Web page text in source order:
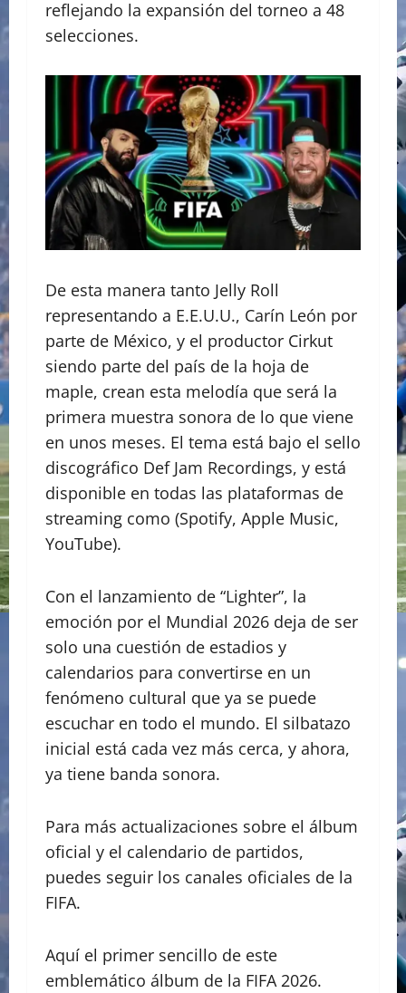
reflejando la expansión del torneo a 48
selecciones.
De esta manera tanto Jelly Roll
representando a E.E.U.U., Carín León por
parte de México, y el productor Cirkut
siendo parte del país de la hoja de
maple, crean esta melodía que será la
primera muestra sonora de lo que viene
en unos meses. El tema está bajo el sello
discográfico Def Jam Recordings, y está
disponible en todas las plataformas de
streaming como (Spotify, Apple Music,
YouTube).
Con el lanzamiento de “Lighter”, la
emoción por el Mundial 2026 deja de ser
solo una cuestión de estadios y
calendarios para convertirse en un
fenómeno cultural que ya se puede
escuchar en todo el mundo. El silbatazo
inicial está cada vez más cerca, y ahora,
ya tiene banda sonora.
Para más actualizaciones sobre el álbum
oficial y el calendario de partidos,
puedes seguir los canales oficiales de la
FIFA.
Aquí el primer sencillo de este
emblemático álbum de la FIFA 2026.